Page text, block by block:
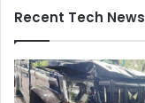
Recent Tech News